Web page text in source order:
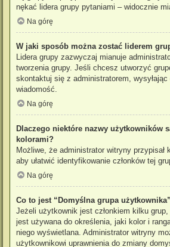
nękać lidera grupy pytaniami – widocznie
Na górę
W jaki sposób można zostać liderem
Lidera grupy zazwyczaj mianuje
tworzenia grupy. Jeśli chcesz utworzyć
skontaktuj się z administratorem, wysyłając
wiadomość.
Na górę
Dlaczego niektóre nazwy użytkowników
kolorami?
Możliwe, że administrator witryny przypisał
aby ułatwić identyfikowanie członków tej
Na górę
Co to jest “Domyślna grupa
Jeżeli użytkownik jest członkiem kilku
jest używana do określenia, jaki kolor i
niego wyświetlana. Administrator witryny
użytkownikowi uprawnienia do zmiany